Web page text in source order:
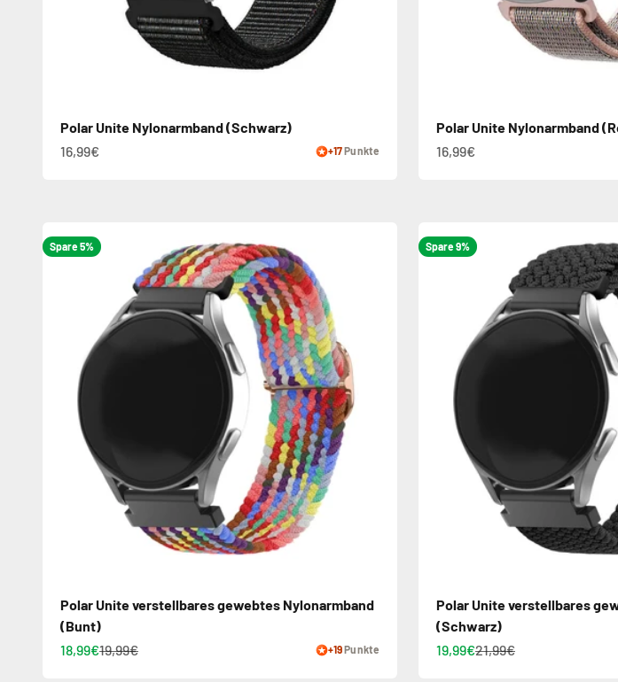
Polar Unite Nylonarmband (Schwarz)
16,99€
+17Punkte
Polar Unite Nylonarmband
16,99€
Spare 5%
Polar Unite verstellbares gewebtes Nylonarmband
(Bunt)
18,99€19,99€ +19Punkte
Spare 9%
Polar Unite verstellbares
(Schwarz)
19,99€21,99€